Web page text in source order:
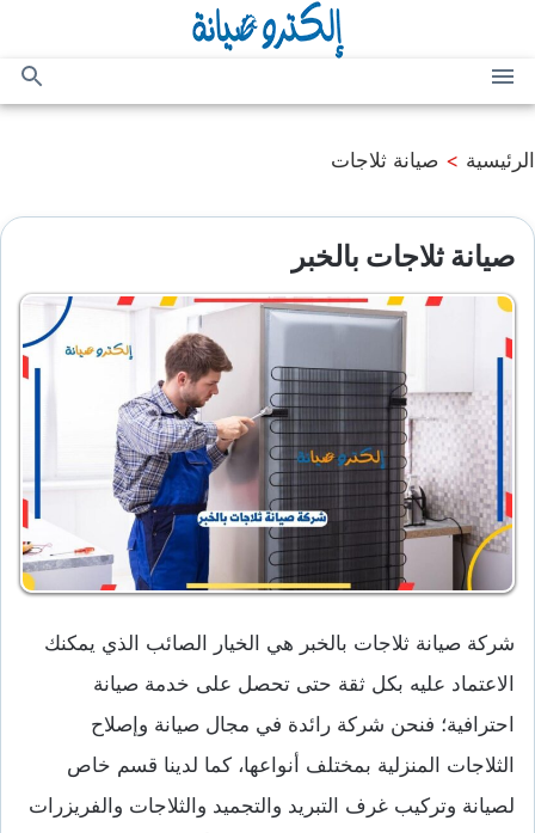
المحتوى
القائمة
بحث
الرئيسية > صيانة ثلاجات
صيانة ثلاجات بالخبر
شركة صيانة ثلاجات بالخبر هي الخيار الصائب الذي يمكنك
الاعتماد عليه بكل ثقة حتى تحصل على خدمة صيانة
احترافية؛ فنحن شركة رائدة في مجال صيانة وإصلاح
الثلاجات المنزلية بمختلف أنواعها، كما لدينا قسم خاص
لصيانة وتركيب غرف التبريد والتجميد والثلاجات والفريزرات